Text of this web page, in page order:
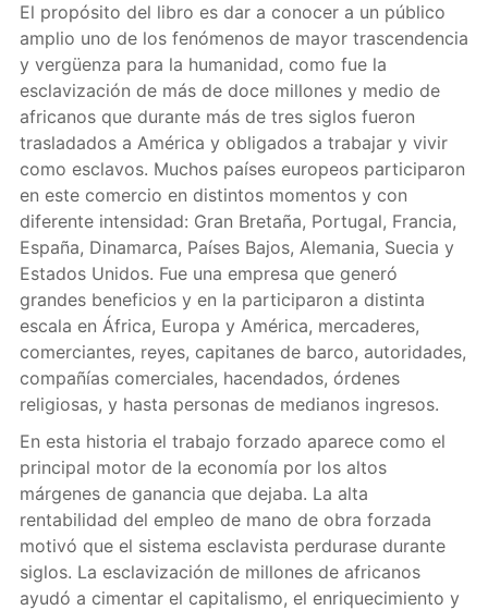
El propósito del libro es dar a conocer a un público
amplio uno de los fenómenos de mayor trascendencia
y vergüenza para la humanidad, como fue la
esclavización de más de doce millones y medio de
africanos que durante más de tres siglos fueron
trasladados a América y obligados a trabajar y vivir
como esclavos. Muchos países europeos participaron
en este comercio en distintos momentos y con
diferente intensidad: Gran Bretaña, Portugal, Francia,
España, Dinamarca, Países Bajos, Alemania, Suecia y
Estados Unidos. Fue una empresa que generó
grandes beneficios y en la participaron a distinta
escala en África, Europa y América, mercaderes,
comerciantes, reyes, capitanes de barco, autoridades,
compañías comerciales, hacendados, órdenes
religiosas, y hasta personas de medianos ingresos.
En esta historia el trabajo forzado aparece como el
principal motor de la economía por los altos
márgenes de ganancia que dejaba. La alta
rentabilidad del empleo de mano de obra forzada
motivó que el sistema esclavista perdurase durante
siglos. La esclavización de millones de africanos
ayudó a cimentar el capitalismo, el enriquecimiento y